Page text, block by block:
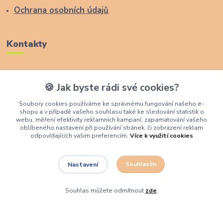
Ochrana osobních údajů
Kontakty
+420 774 291 043
info@rostouci-zidle.cz
Vytvořeno na
Eshop-rychle.cz
🍪 Jak byste rádi své cookies?
Soubory cookies používáme ke správnému fungování našeho e-
shopu a v případě vašeho souhlasu také ke sledování statistik o
webu, měření efektivity reklamních kampaní, zapamatování vašeho
oblíbeného nastavení při používání stránek, či zobrazení reklam
odpovídajících vašim preferencím. Více k využití cookies
Nastavení Souhlasím
Souhlas můžete odmítnout zde.